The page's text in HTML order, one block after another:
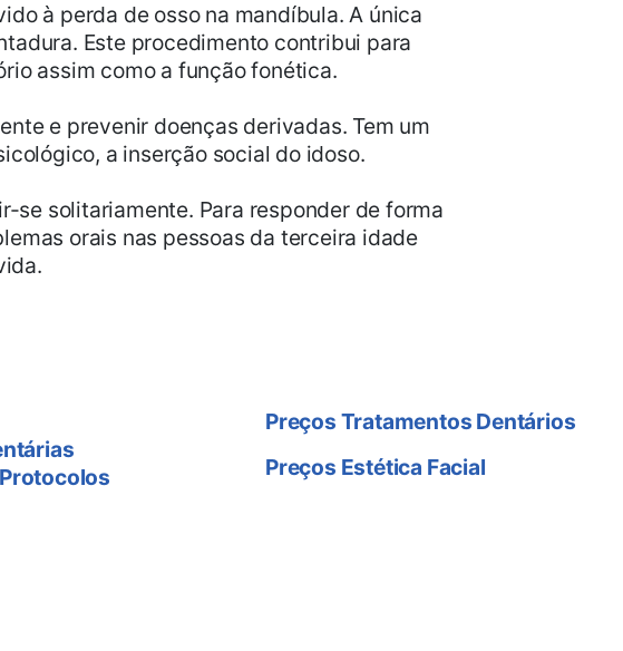
à perda de osso na mandíbula. A única
Este procedimento contribui para
assim como a função fonética.
e prevenir doenças derivadas. Tem um
a inserção social do idoso.
se solitariamente. Para responder de forma
orais nas pessoas da terceira idade
Preços Tratamentos Dentários
Preços Estética Facial